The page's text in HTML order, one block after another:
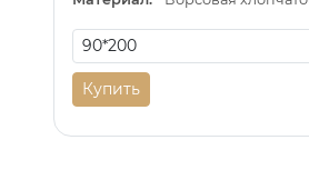
Купить